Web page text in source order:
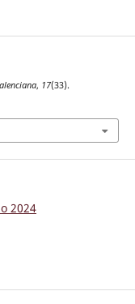
, 17(33).
2024